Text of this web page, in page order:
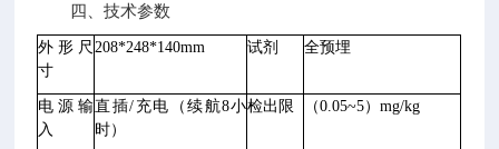
四、技术参数
外形尺
寸
208*248*140mm 试剂 全预埋
电源输
入
直插/充电（续航8小
时）
检出限 （0.05~5）mg/kg